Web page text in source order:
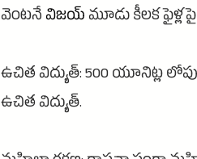
వెంటనేవిజయ్ మూడు కీలక
ఉచిత విద్యుత్: 500 యూనిట్ల
ఉచిత విద్యుత్.